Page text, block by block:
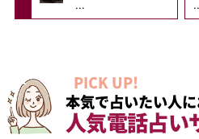
...
PICK UP!
本気で占いたい人
人気電話占い